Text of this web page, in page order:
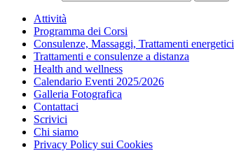
Attività
Programma dei Corsi
Consulenze, Massaggi, Trattamenti energetici
Trattamenti e consulenze a distanza
Health and wellness
Calendario Eventi 2025/2026
Galleria Fotografica
Contattaci
Scrivici
Chi siamo
Privacy Policy sui Cookies